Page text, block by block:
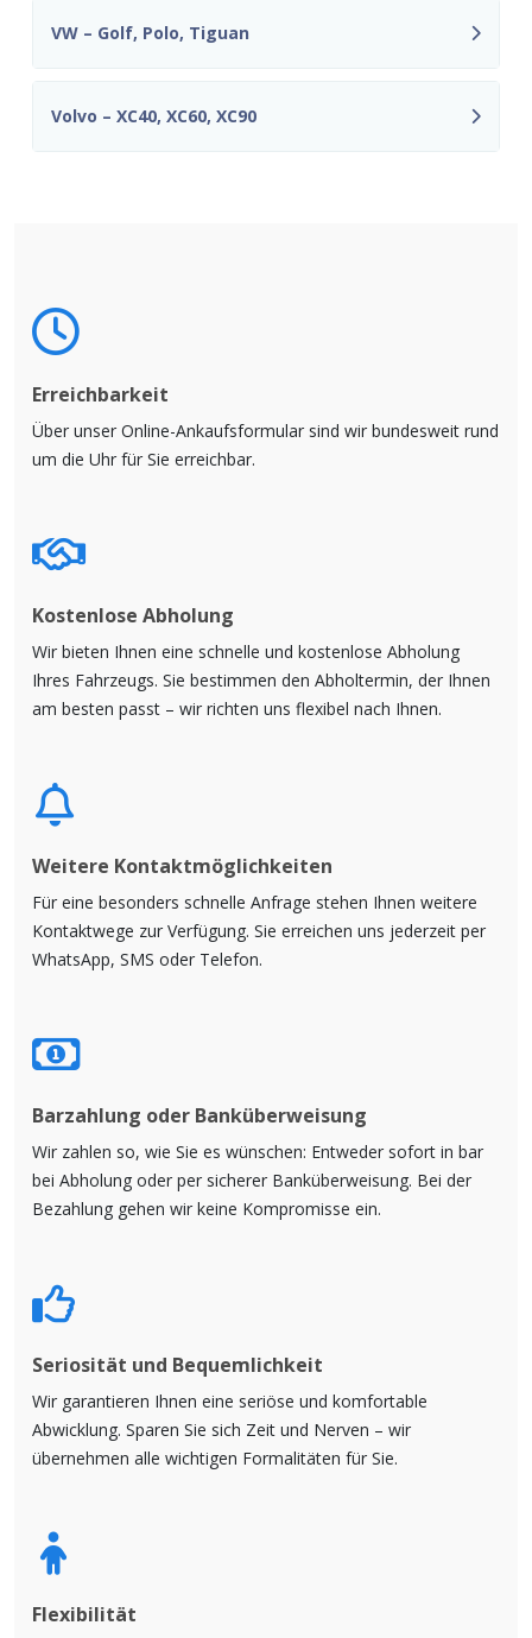
VW – Golf, Polo, Tiguan
Volvo – XC40, XC60, XC90
Erreichbarkeit
Über unser Online-Ankaufsformular sind wir bundesweit rund
um die Uhr für Sie erreichbar.
Kostenlose Abholung
Wir bieten Ihnen eine schnelle und kostenlose Abholung
Ihres Fahrzeugs. Sie bestimmen den Abholtermin, der Ihnen
am besten passt – wir richten uns flexibel nach Ihnen.
Weitere Kontaktmöglichkeiten
Für eine besonders schnelle Anfrage stehen Ihnen weitere
Kontaktwege zur Verfügung. Sie erreichen uns jederzeit per
WhatsApp, SMS oder Telefon.
Barzahlung oder Banküberweisung
Wir zahlen so, wie Sie es wünschen: Entweder sofort in bar
bei Abholung oder per sicherer Banküberweisung. Bei der
Bezahlung gehen wir keine Kompromisse ein.
Seriosität und Bequemlichkeit
Wir garantieren Ihnen eine seriöse und komfortable
Abwicklung. Sparen Sie sich Zeit und Nerven – wir
übernehmen alle wichtigen Formalitäten für Sie.
Flexibilität